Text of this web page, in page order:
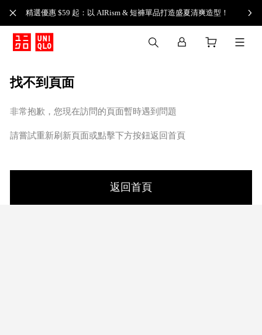
精選優惠 $59 起：以 AIRism & 短褲單品打造盛夏清爽造型！
找不到頁面
非常抱歉，您現在訪問的頁面暫時遇到問題
請嘗試重新刷新頁面或點擊下方按鈕返回首頁
返回首頁